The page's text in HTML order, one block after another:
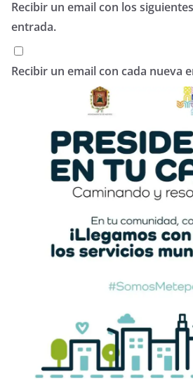
Recibir un email con los
entrada.
Recibir un email con cada nueva